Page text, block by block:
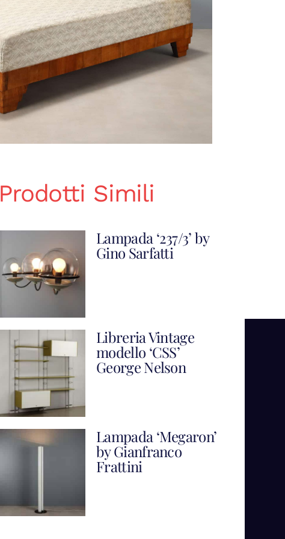
Prodotti Simili
Lampada ‘237/3’ by
Gino Sarfatti
Libreria Vintage
modello ‘CSS’
George Nelson
Lampada ‘Megaron’
by Gianfranco
Frattini